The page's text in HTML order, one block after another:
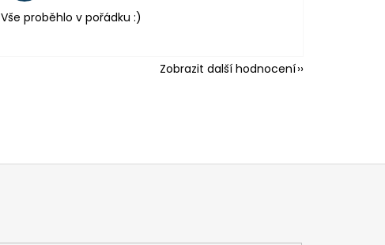
Vše proběhlo v pořádku :)
Zobrazit další hodnocení